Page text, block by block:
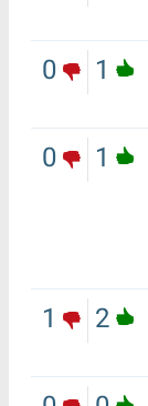
1
0
1
0
2
1